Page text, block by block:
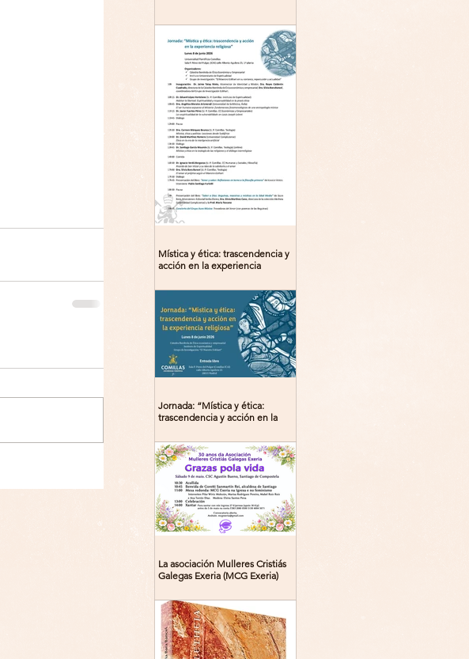
Mística y ética: trascendencia y
acción en la experiencia
del libro: 8 de junio (lunes),
Comillas (Madrid) 19horas
Jornada: “Mística y ética:
trascendencia y acción en la
La asociación Mulleres Cristiás
Galegas Exeria (MCG Exeria)